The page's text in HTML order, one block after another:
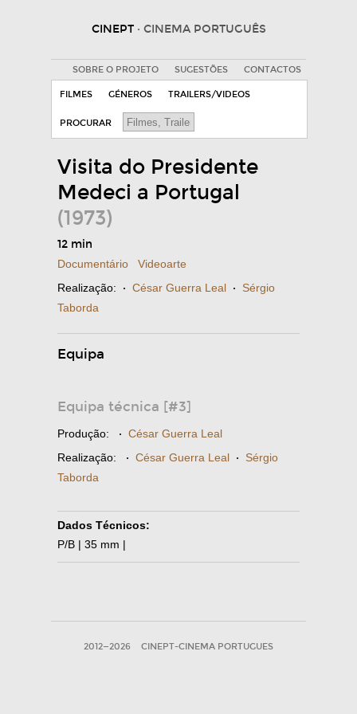
CINEPT · CINEMA PORTUGUÊS
SOBRE O PROJETO SUGESTÕES CONTACTOS
FILMES GÉNEROS TRAILERS/VIDEOS
PROCURAR
Visita do Presidente
Medeci a Portugal
(1973)
12 min
Documentário
Videoarte
Realização: · César Guerra Leal · Sérgio
Taborda
Equipa
Equipa técnica [#3]
Produção: · César Guerra Leal
Realização: · César Guerra Leal · Sérgio
Taborda
Dados Técnicos:
P/B | 35 mm |
2012—2026 CINEPT-CINEMA PORTUGUES